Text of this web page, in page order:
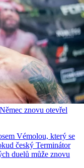
znovu otevřel
Vémolou, který se
český Terminátor
duelů může znovu